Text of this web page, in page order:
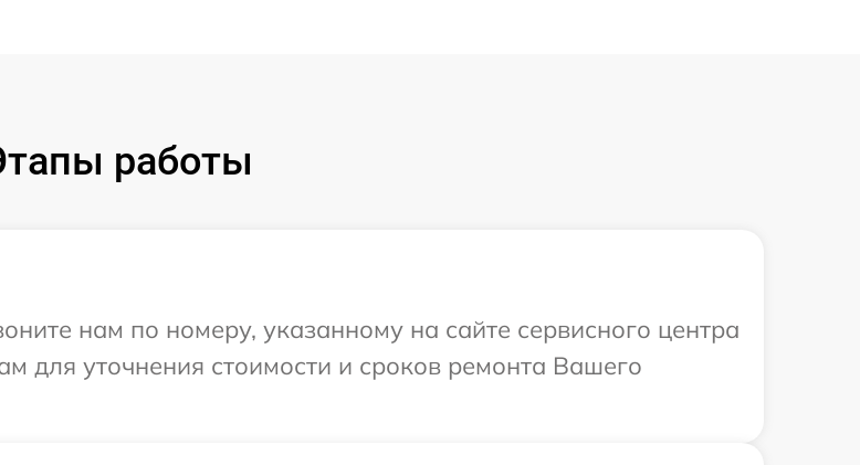
работы
нам по номеру, указанному на сайте сервисного центра
для уточнения стоимости и сроков ремонта Вашего